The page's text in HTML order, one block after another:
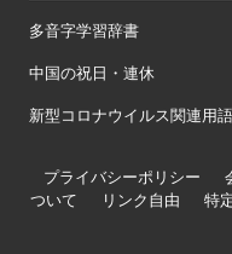
多音字学習辞書
中国の祝日・連休
新型コロナウイルス関連用語
プライバシーポリシー
ついて
リンク自由 特